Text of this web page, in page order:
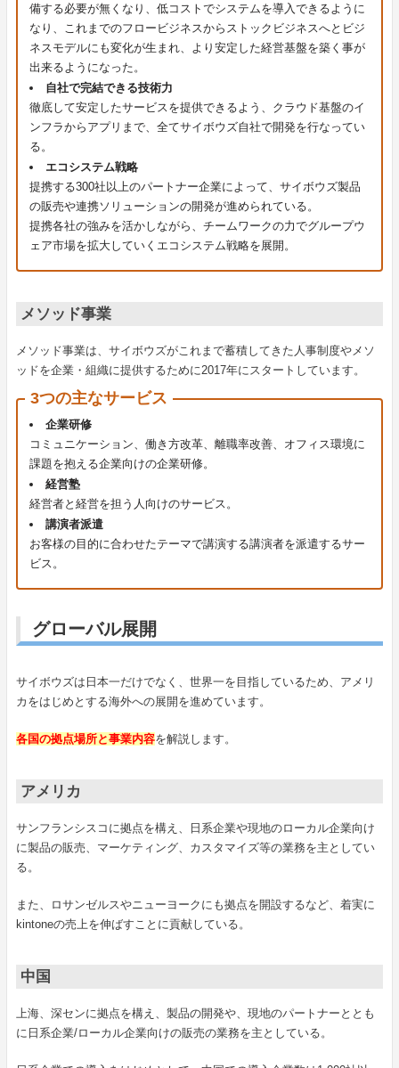
備する必要が無くなり、低コストでシステムを導入できるように
なり、これまでのフロービジネスからストックビジネスへとビジ
ネスモデルにも変化が生まれ、より安定した経営基盤を築く事が
出来るようになった。
自社で完結できる技術力
徹底して安定したサービスを提供できるよう、クラウド基盤のイ
ンフラからアプリまで、全てサイボウズ自社で開発を行なってい
る。
エコシステム戦略
提携する300社以上のパートナー企業によって、サイボウズ製品
の販売や連携ソリューションの開発が進められている。
提携各社の強みを活かしながら、チームワークの力でグループウ
ェア市場を拡大していくエコシステム戦略を展開。
メソッド事業
メソッド事業は、サイボウズがこれまで蓄積してきた人事制度やメソ
ッドを企業・組織に提供するために2017年にスタートしています。
3つの主なサービス
企業研修
コミュニケーション、働き方改革、離職率改善、オフィス環境に
課題を抱える企業向けの企業研修。
経営塾
経営者と経営を担う人向けのサービス。
講演者派遣
お客様の目的に合わせたテーマで講演する講演者を派遣するサー
ビス。
グローバル展開
サイボウズは日本一だけでなく、世界一を目指しているため、アメリ
カをはじめとする海外への展開を進めています。
各国の拠点場所と事業内容を解説します。
アメリカ
サンフランシスコに拠点を構え、日系企業や現地のローカル企業向け
に製品の販売、マーケティング、カスタマイズ等の業務を主としてい
る。
また、ロサンゼルスやニューヨークにも拠点を開設するなど、着実に
kintoneの売上を伸ばすことに貢献している。
中国
上海、深センに拠点を構え、製品の開発や、現地のパートナーととも
に日系企業/ローカル企業向けの販売の業務を主としている。